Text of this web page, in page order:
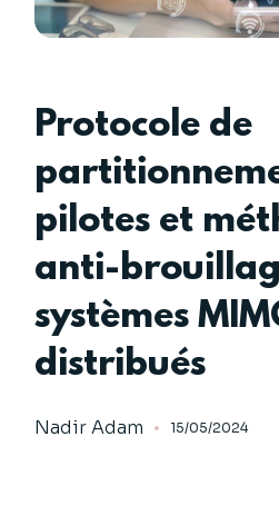
Protocole de
pilotes et
anti-
systèmes
distribués
Nadir Adam 15/05/2024